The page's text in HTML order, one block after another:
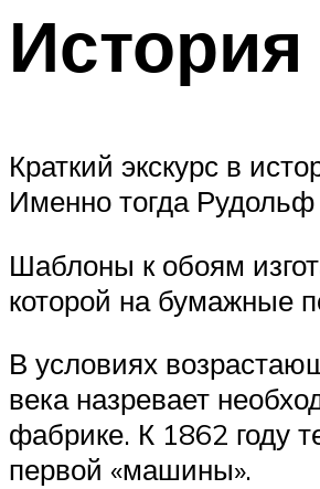
Краткий экскурс в
Именно тогда
Шаблоны к обоям
которой на бумажные
В условиях
века назревает
фабрике. К 1862 году
первой «машины».